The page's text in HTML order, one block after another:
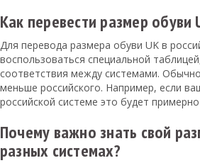
Как перевести размер обуви
Для перевода размера обуви UK в
воспользоваться специальной
соответствия между системами.
меньше российского. Например, если
российской системе это будет
Почему важно знать свой
разных системах?